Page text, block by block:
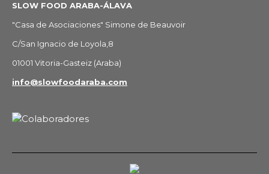
SLOW FOOD ARABA-ÁLAVA
"Casa de Asociaciones" Simone de Beauvoir
C/San Ignacio de Loyola,8
01001 Vitoria-Gasteiz (Araba)
info@slowfoodaraba.com